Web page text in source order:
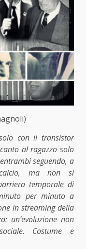
con il transistor
al ragazzo solo
seguendo, a
ma non si
temporale di
per minuto a
in streaming della
un’evoluzione non
Costume e